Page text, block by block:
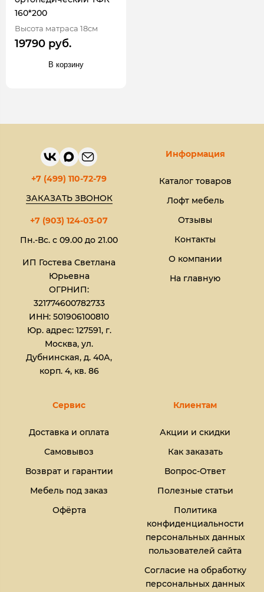
160*200
Высота матраса 18см
19790 руб.
В корзину
+7 (499) 110-72-79
ЗАКАЗАТЬ ЗВОНОК
+7 (903) 124-03-07
Пн.-Вс. с 09.00 до 21.00
ИП Гостева Светлана
Юрьевна​
ОГРНИП:
321774600782733
ИНН: 501906100810
Юр. адрес: 127591, г.
Москва, ул.
Дубнинская, д. 40А,
корп. 4, кв. 86
Информация
Каталог товаров
Лофт мебель
Отзывы
Контакты
О компании
На главную
Сервис
Доставка и оплата
Самовывоз
Возврат и гарантии
Мебель под заказ
Офёрта
Клиентам
Акции и скидки
Как заказать
Вопрос-Ответ
Полезные статьи
Политика
конфиденциальности
персональных данных
пользователей сайта
Согласие на обработку
персональных данных